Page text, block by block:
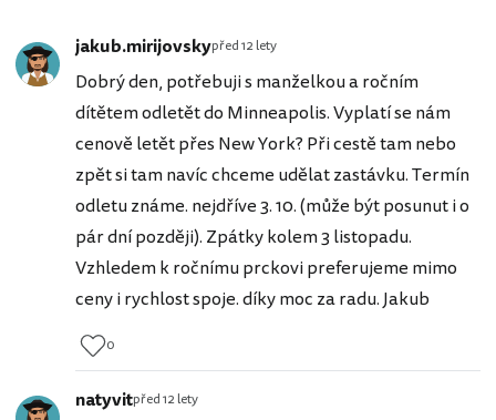
jakub.mirijovskypřed 12 lety
Dobrý den, potřebuji s manželkou a ročním
dítětem odletět do Minneapolis. Vyplatí se nám
cenově letět přes New York? Při cestě tam nebo
zpět si tam navíc chceme udělat zastávku. Termín
odletu známe. nejdříve 3. 10. (může být posunut i o
pár dní později). Zpátky kolem 3 listopadu.
Vzhledem k ročnímu prckovi preferujeme mimo
ceny i rychlost spoje. díky moc za radu. Jakub
0
natyvitpřed 12 lety